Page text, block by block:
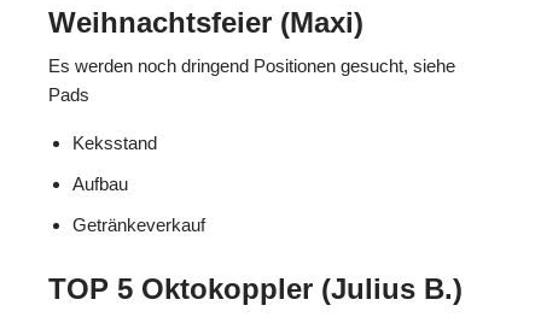
Weihnachtsfeier (Maxi)
Es werden noch dringend Positionen gesucht, siehe
Pads
Keksstand
Aufbau
Getränkeverkauf
TOP 5 Oktokoppler (Julius B.)